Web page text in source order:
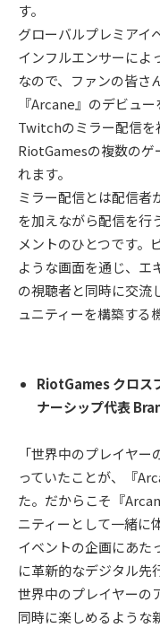
す。
グローバルプレミアイ
インフルエンサーによ
なので、ファンの皆さ
『Arcane』のデビュ
Twitchのミラー配信
RiotGamesの複数のゲ
れます。
ミラー配信とは配信者
を加えながら配信を行
メントのひとつです。
ような画面を通じ、エ
の視聴者と同時に交流
ュニティーを構築する
RiotGames クロス
ナーシップ代表
「世界中のプレイヤ
っていたことが、『
た。だからこそ『
ニティーとして一緒に
イベントの企画にあた
に革新的なデジタル先
世界中のプレイヤーの
同時に楽しめるような